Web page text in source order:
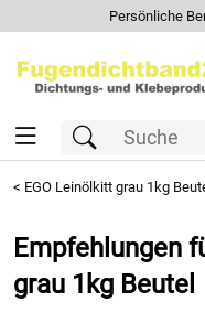
Persönliche
< EGO Leinölkitt grau 1kg
Empfehlungen
grau 1kg Beutel